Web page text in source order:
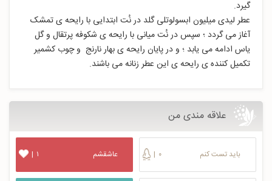
گیرد.
عطر لیدی میلیون ابسولوتلی گلد در نُت ابتدایی با رایحه ی تمشک
آغاز می گردد ؛ سپس در نُت میانی با رایحه ی شکوفه پرتقال و گل
یاس ادامه می یابد ؛ و در پایان رایحه ی بهار نارنج و چوب کشمیر
تکمیل کننده ی رایحه ی این عطر زنانه می باشند.
علاقه مندی من
باید تست کنم | ۰ عاشقشم | ۱